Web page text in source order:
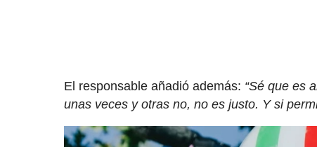
El responsable añadió además: “Sé que es
unas veces y otras no, no es justo. Y si